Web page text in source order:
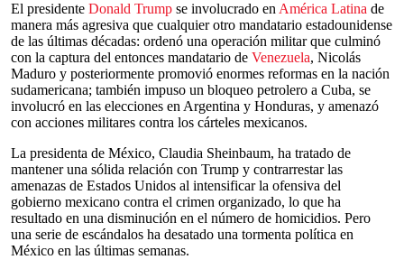
El presidente Donald Trump se involucrado en América Latina de
manera más agresiva que cualquier otro mandatario estadounidense
de las últimas décadas: ordenó una operación militar que culminó
con la captura del entonces mandatario de Venezuela, Nicolás
Maduro y posteriormente promovió enormes reformas en la nación
sudamericana; también impuso un bloqueo petrolero a Cuba, se
involucró en las elecciones en Argentina y Honduras, y amenazó
con acciones militares contra los cárteles mexicanos.
La presidenta de México, Claudia Sheinbaum, ha tratado de
mantener una sólida relación con Trump y contrarrestar las
amenazas de Estados Unidos al intensificar la ofensiva del
gobierno mexicano contra el crimen organizado, lo que ha
resultado en una disminución en el número de homicidios. Pero
una serie de escándalos ha desatado una tormenta política en
México en las últimas semanas.